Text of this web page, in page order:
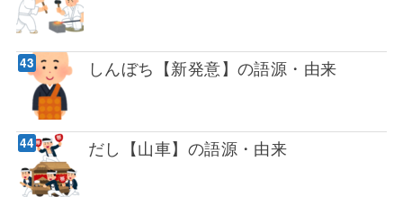
しんぼち【新発意】の語源・由来
だし【山車】の語源・由来